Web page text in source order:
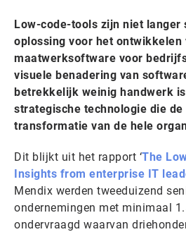
Low-code-tools zijn niet langer
oplossing voor het ontwikkelen
maatwerksoftware voor
visuele benadering van
betrekkelijk weinig handwerk
strategische technologie die
transformatie van de hele
Dit blijkt uit het rapport ‘The
Insights from enterprise IT
Mendix werden tweeduizend
ondernemingen met minimaal
ondervraagd waarvan